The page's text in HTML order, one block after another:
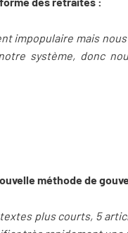
impopulaire mais
système, donc
méthode de
plus courts, 5